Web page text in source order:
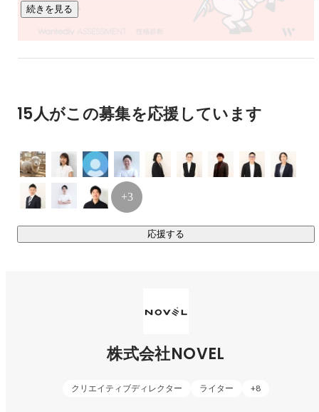
だから当社のPM（プロジェクトマネージャー）やRD（リク
ルーティングディレクター）は、目先の業務をただ回すので
オペレーションの見直しで改善できることもあれば、CD（ク
リエイティブディレクター）を起点に、制作物でユニークに
さらに採用実務まで自分たちで担っているからこそ、手がけ
たクリエイティブをすぐ現場で使い、効果を確かめながら改
善につなげやすい環境です。
どのポジションであっても採用という成果に立ち会えるた
め、自分の仕事にたしかな実感を持つことができます。
––––––––––––––––––––––––––––––––––––––––––––––––––––
まだまだ無くならない「求人のドーピング」を、NOVELでは
徹底的に排除。ウソや誇張で人を集めても増えるのは失望だ
続きを見る
15人がこの募集を応援しています
応援する
+3
株式会社NOVEL
クリエイティブディレクター ライター +8